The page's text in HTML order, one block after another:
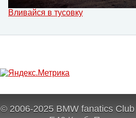
Вливайся в тусовку
© 2006-2025 BMW fanatics